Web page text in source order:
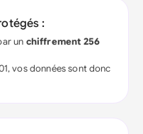
:
un chiffrement 256
vos données sont donc